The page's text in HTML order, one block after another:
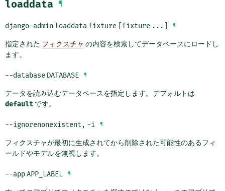
loaddata ¶
django-admin loaddata fixture [fixture ...] ¶
指定された フィクスチャ の内容を検索してデータベースにロードし
ます。
--database DATABASE ¶
データを読み込むデータベースを指定します。デフォルトは
default です。
--ignorenonexistent , -i ¶
フィクスチャが最初に生成されてから削除された可能性のあるフィ
ールドやモデルを無視します。
--appAPP_LABEL ¶